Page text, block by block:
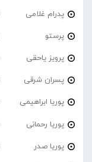
پدرام غلامی
پرستو
پرویز یاحقی
پسران شرقی
پوریا ابراهیمی
پوریا رحمانی
پوریا صدر